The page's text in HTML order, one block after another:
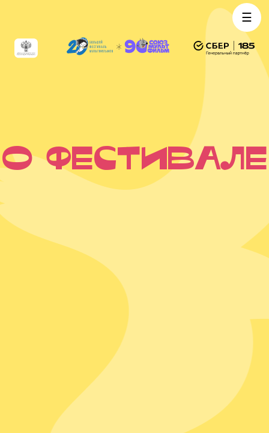
☰
о фестивале